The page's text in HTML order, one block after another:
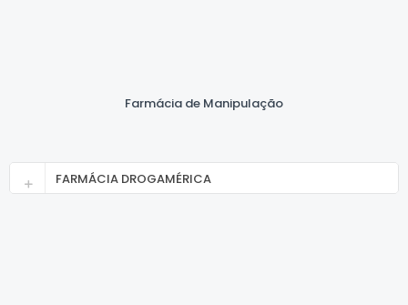
Farmácia de Manipulação
FARMÁCIA DROGAMÉRICA